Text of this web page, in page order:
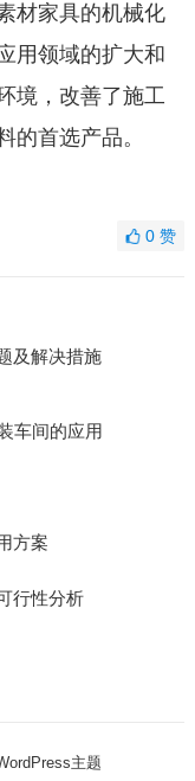
材家具的机械化
用领域的扩大和
境，改善了施工
的首选产品。
0赞
及解决措施
车间的应用
方案
行性分析
主题